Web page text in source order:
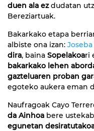
duen ala ezdudatan
Bereziartuak.
Bakarkako etapa
albiste ona izan: Joseba
dira, baina Sopelakoari
bakarkako lehen
gazteluaren proban
egoteko aukera eman
Naufragoak Cayo
da Ainhoa bere
egunetan